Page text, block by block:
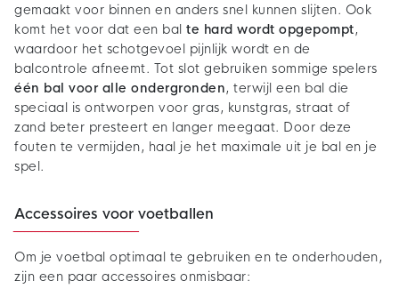
gemaakt voor binnen en anders snel kunnen slijten. Ook
komt het voor dat een bal te hard wordt opgepompt,
waardoor het schotgevoel pijnlijk wordt en de
balcontrole afneemt. Tot slot gebruiken sommige spelers
één bal voor alle ondergronden, terwijl een bal die
speciaal is ontworpen voor gras, kunstgras, straat of
zand beter presteert en langer meegaat. Door deze
fouten te vermijden, haal je het maximale uit je bal en je
spel.
Accessoires voor voetballen
Om je voetbal optimaal te gebruiken en te onderhouden,
zijn een paar accessoires onmisbaar: